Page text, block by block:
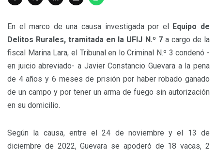
En el marco de una causa investigada por el Equipo de
Delitos Rurales, tramitada en la UFIJ N.º 7 a cargo de la
fiscal Marina Lara, el Tribunal en lo Criminal N.º 3 condenó -
en juicio abreviado- a Javier Constancio Guevara a la pena
de 4 años y 6 meses de prisión por haber robado ganado
de un campo y por tener un arma de fuego sin autorización
en su domicilio.
Según la causa, entre el 24 de noviembre y el 13 de
diciembre de 2022, Guevara se apoderó de 18 vacas, 2